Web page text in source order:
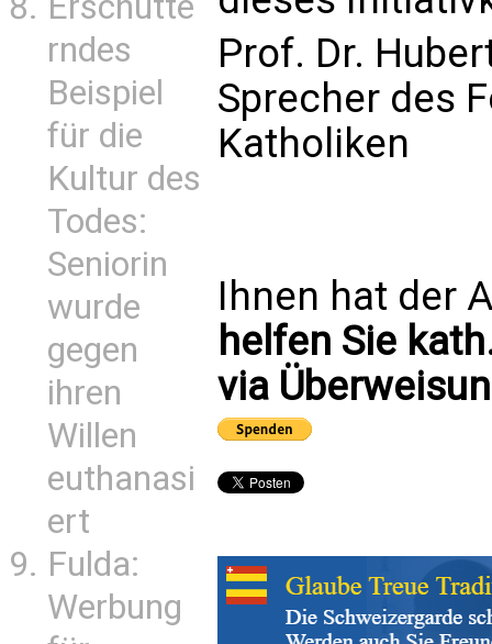
rndes
Beispiel
für die
Kultur des
Todes:
Seniorin
wurde
gegen
ihren
Willen
euthanasi
ert
Fulda:
Werbung
Prof. Dr.
Sprecher des
Katholiken
Ihnen hat der
helfen Sie
via